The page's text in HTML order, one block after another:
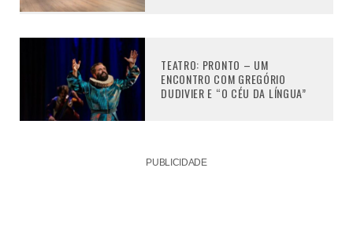
TEATRO: PRONTO – UM
ENCONTRO COM GREGÓRIO
DUDIVIER E “O CÉU DA LÍNGUA”
PUBLICIDADE